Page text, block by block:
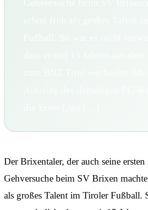
Der Brixentaler, der auch seine
Gehversuche beim SV Brixen
als großes Talent im Tiroler Fußball.